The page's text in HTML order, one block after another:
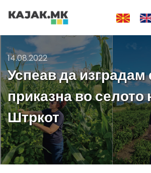
14.08.2022
Успеав да изградам
приказна во селото
Штркот